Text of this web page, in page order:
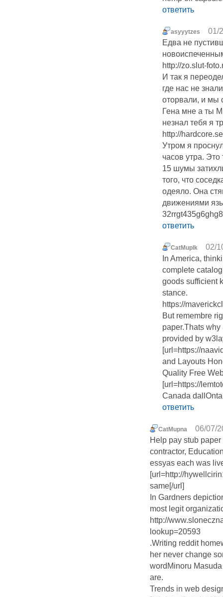
ответить
asyyytzes
01/
Едва не
http://zo.slut-
И так я
где нас не
оторвали, и мы
Гена мне а ты
незнал тебя я
http://
Утром я
часов утра. Это
15 шумы
того, что
одеяло. Она
движениями
32rrgt435g6ghg8
ответить
CatMuplk
02/
In America,
complete
goods sufficient
stance.
https://
But remembre
paper.Thats
provided by
[url=https://
and Layouts
Quality Free
[url=https://
Canada
ответить
CatMupna
06/07/
Help pay stub
contractor,
essyas each was
[url=http://
same[/url]
In Gardners
most legit
http://
lookup=20593
.Writing reddit
her never change
wordMinoru
are.
Trends in web